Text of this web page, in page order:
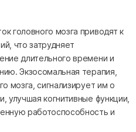
головного мозга приводят к
что затрудняет
длительного времени и
Экзосомальная терапия,
мозга, сигнализирует им о
улучшая когнитивные функции,
работоспособность и